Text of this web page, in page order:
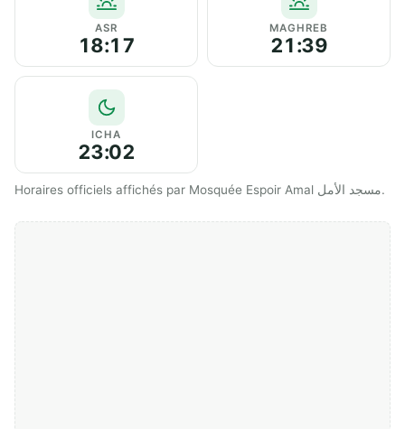
ASR
18:17
MAGHREB
21:39
ICHA
23:02
Horaires officiels affichés par Mosquée Espoir Amal مسجد الأمل.